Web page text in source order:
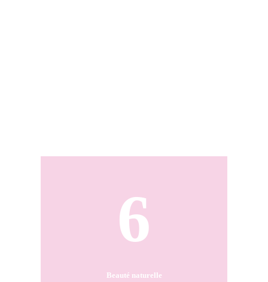
6
Beauté naturelle